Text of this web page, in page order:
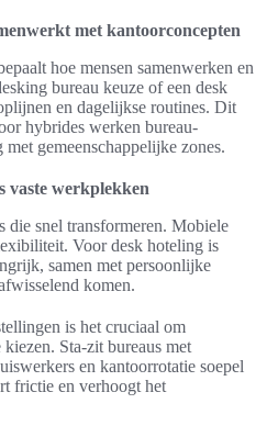
met kantoorconcepten
hoe mensen samenwerken en
bureau keuze of een desk
en dagelijkse routines. Dit
hybrides werken bureau-
gemeenschappelijke zones.
vaste werkplekken
die snel transformeren. Mobiele
Voor desk hoteling is
samen met persoonlijke
komen.
is het cruciaal om
Sta-zit bureaus met
en kantoorrotatie soepel
frictie en verhoogt het